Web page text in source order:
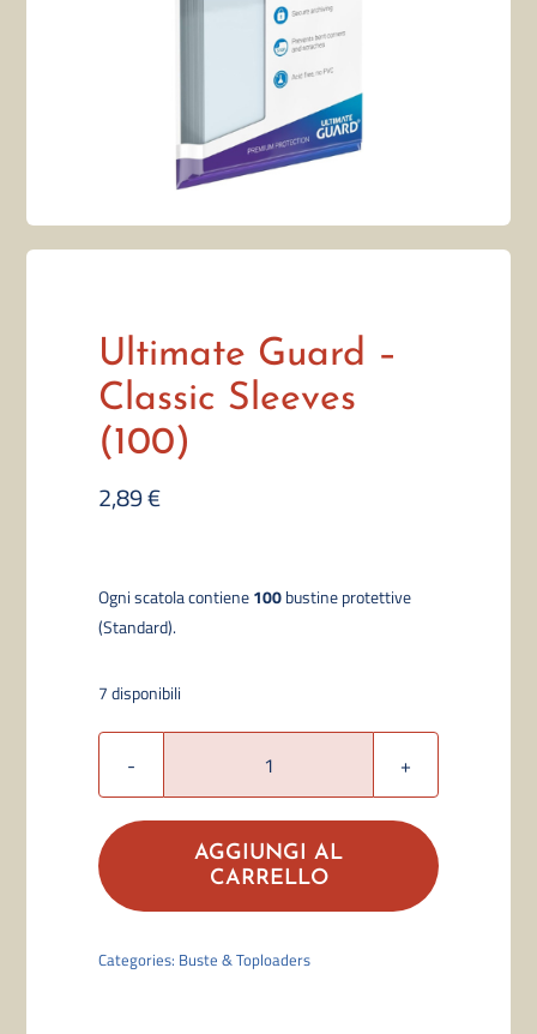
Ultimate Guard –
Classic Sleeves
(100)
2,89€
Ogni scatola contiene100bustine protettive
(Standard).
7 disponibili
Ultimate
Guard
-
Classic
Sleeves
(100)
AGGIUNGI AL
CARRELLO
Categories: Buste & Toploaders